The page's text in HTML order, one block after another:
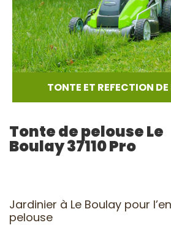
TONTE ET REFECTION DE
Tonte de pelouse Le
Boulay 37110 Pro
Jardinier à Le Boulay pour
pelouse